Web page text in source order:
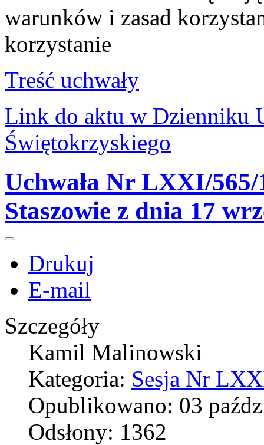
warunków i zasad
korzystanie
Treść uchwały
Link do aktu w Dzienniku
Świętokrzyskiego
Uchwała Nr LXXI/
Staszowie z dnia 17
Drukuj
E-mail
Szczegóły
Kamil Malinowski
Kategoria: Sesja Nr
Opublikowano: 03
Odsłony: 1362